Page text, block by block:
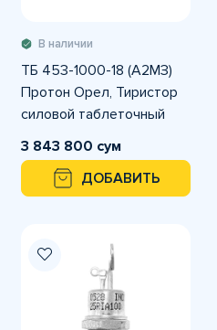
В наличии
ТБ 453-1000-18 (А2МЗ)
Протон Орел, Тиристор
силовой таблеточный
NVL
3 843 800 сум
ДОБАВИТЬ